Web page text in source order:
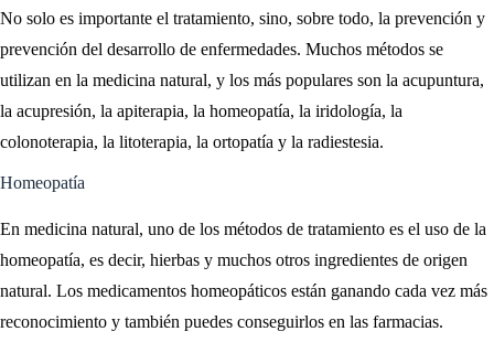
No solo es importante el tratamiento, sino, sobre todo, la prevención y
prevención del desarrollo de enfermedades. Muchos métodos se
utilizan en la medicina natural, y los más populares son la acupuntura,
la acupresión, la apiterapia, la homeopatía, la iridología, la
colonoterapia, la litoterapia, la ortopatía y la radiestesia.
Homeopatía
En medicina natural, uno de los métodos de tratamiento es el uso de la
homeopatía, es decir, hierbas y muchos otros ingredientes de origen
natural. Los medicamentos homeopáticos están ganando cada vez más
reconocimiento y también puedes conseguirlos en las farmacias.